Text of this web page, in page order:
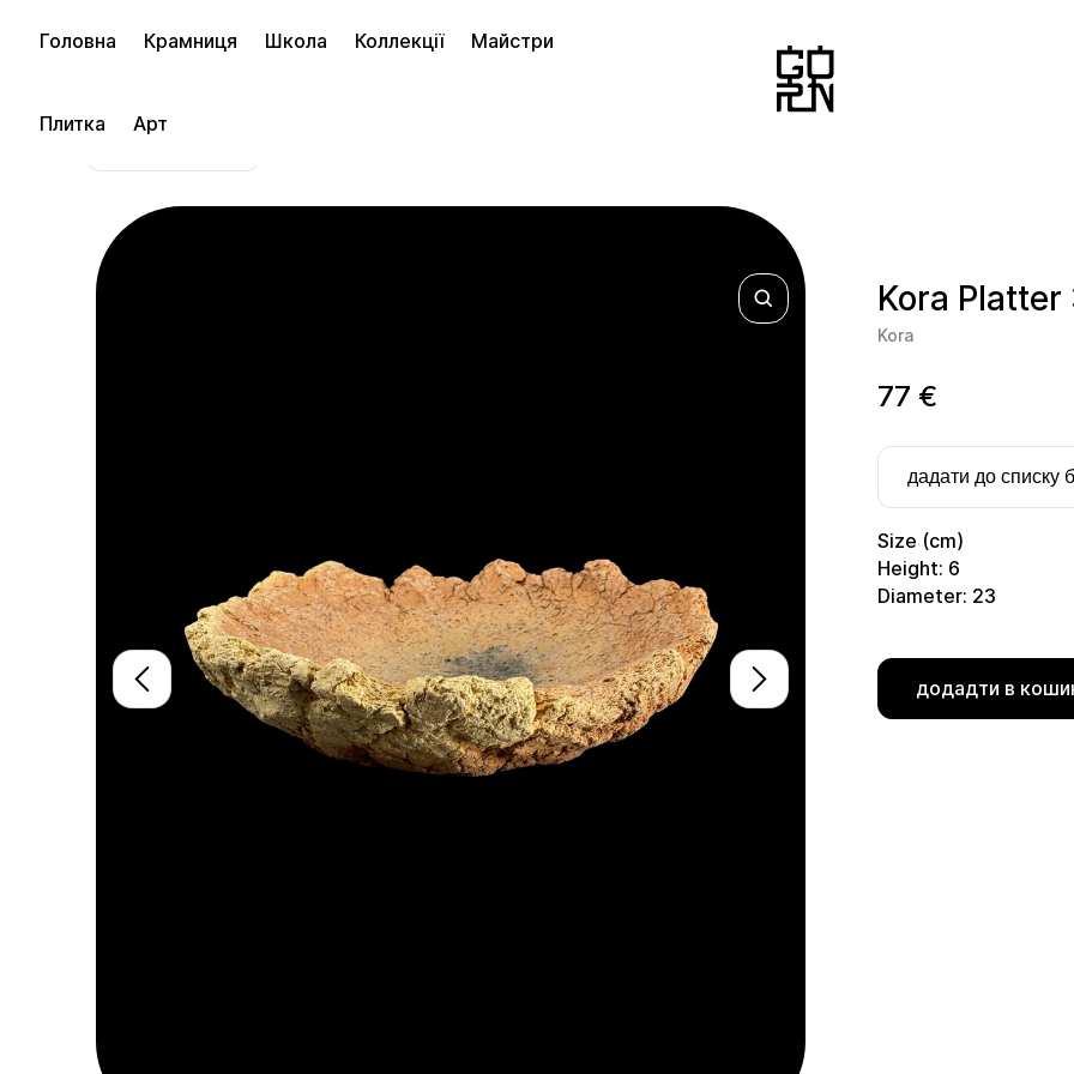
Головна Крамниця Школа Коллекції Майстри
Плитка Арт
Kora Platter
Kora
77 €
дадати до списку
Size (cm)
Height: 6
Diameter: 23
додадти в